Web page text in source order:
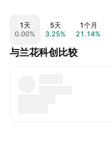
1天
0.00%
5天
3.25%
1个月
21.14%
与兰花科创比较